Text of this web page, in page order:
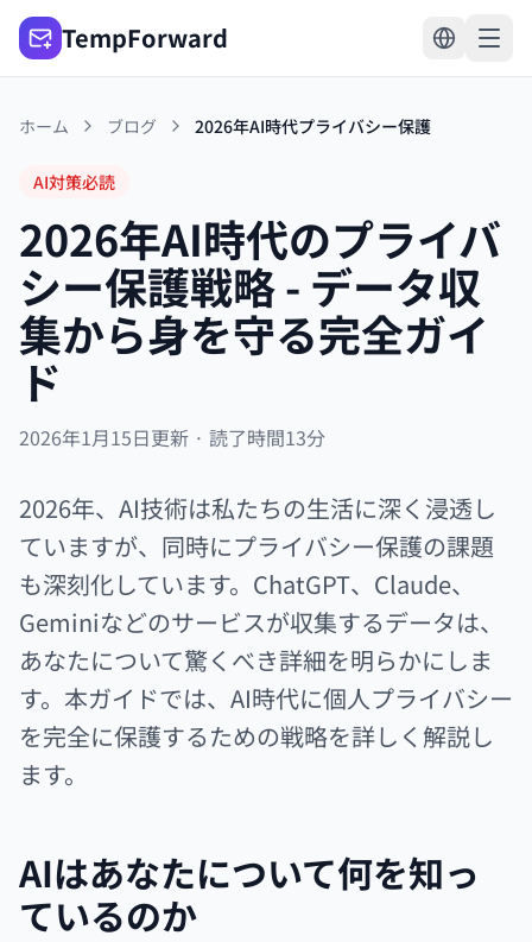
TempForward
ホーム ブログ 2026年AI時代プライバシー保護
AI対策必読
2026年AI時代のプライバ
シー保護戦略 - データ収
集から身を守る完全ガイ
ド
2026年1月15日更新 · 読了時間13分
2026年、AI技術は私たちの生活に深く浸透し
ていますが、同時にプライバシー保護の課題
も深刻化しています。ChatGPT、Claude、
Geminiなどのサービスが収集するデータは、
あなたについて驚くべき詳細を明らかにしま
す。本ガイドでは、AI時代に個人プライバシー
を完全に保護するための戦略を詳しく解説し
ます。
AIはあなたについて何を知っ
ているのか